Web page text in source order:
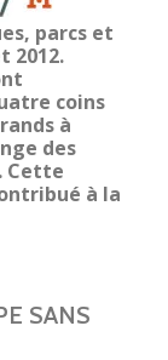
parcs et
2012.
coins
à
des
Cette
à la
SANS